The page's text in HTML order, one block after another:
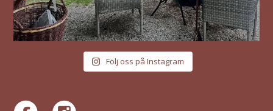
Följ oss på Instagram